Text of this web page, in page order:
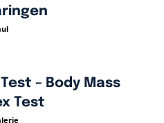
Test – Body Mass
Test